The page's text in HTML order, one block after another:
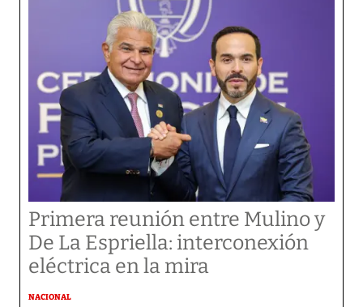
Primera reunión entre Mulino y
De La Espriella: interconexión
eléctrica en la mira
NACIONAL